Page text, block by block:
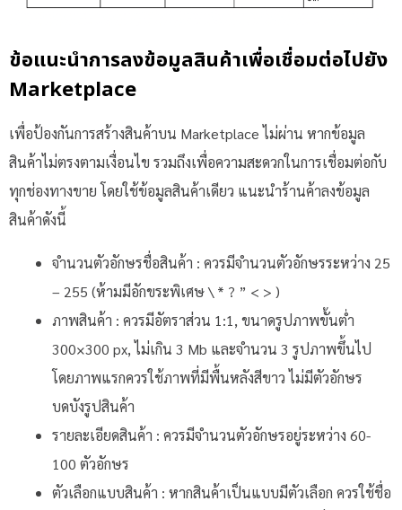
ข้อแนะนำการลงข้อมูลสินค้าเพื่อเชื่อมต่อไปยัง
Marketplace
เพื่อป้องกันการสร้างสินค้าบน Marketplace ไม่ผ่าน หากข้อมูล
สินค้าไม่ตรงตามเงื่อนไข รวมถึงเพื่อความสะดวกในการเชื่อมต่อกับ
ทุกช่องทางขาย โดยใช้ข้อมูลสินค้าเดียว แนะนำร้านค้าลงข้อมูล
สินค้าดังนี้
จำนวนตัวอักษรชื่อสินค้า : ควรมีจำนวนตัวอักษรระหว่าง 25
– 255 (ห้ามมีอักขระพิเศษ \ * ? ” < > )
ภาพสินค้า : ควรมีอัตราส่วน 1:1, ขนาดรูปภาพขั้นต่ำ
300×300 px, ไม่เกิน 3 Mb และจำนวน 3 รูปภาพขึ้นไป
โดยภาพแรกควรใช้ภาพที่มีพื้นหลังสีขาว ไม่มีตัวอักษร
บดบังรูปสินค้า
รายละเอียดสินค้า : ควรมีจำนวนตัวอักษรอยู่ระหว่าง 60-
100 ตัวอักษร
ตัวเลือกแบบสินค้า : หากสินค้าเป็นแบบมีตัวเลือก ควรใช้ชื่อ